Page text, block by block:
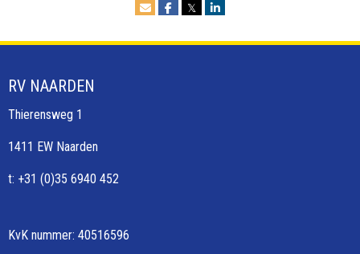
𝕏
RV NAARDEN
Thierensweg 1
1411 EW Naarden
t: +31 (0)35 6940 452
KvK nummer: 40516596